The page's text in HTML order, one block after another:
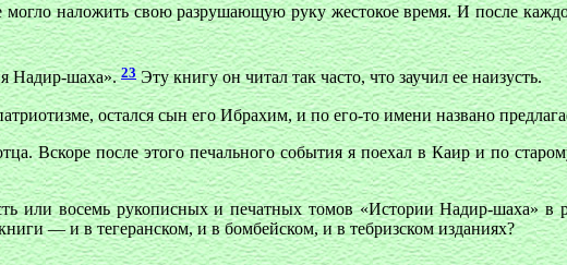
могло наложить свою разрушающую руку жестокое время. И после
Надир-шаха».23Эту книгу он читал так часто, что заучил ее наизусть.
остался сын его Ибрахим, и по его-то имени названо
Вскоре после этого печального события я поехал в Каир и по
или восемь рукописных и печатных томов «Истории Надир-шаха»
— и в тегеранском, и в бомбейском, и в тебризском изданиях?